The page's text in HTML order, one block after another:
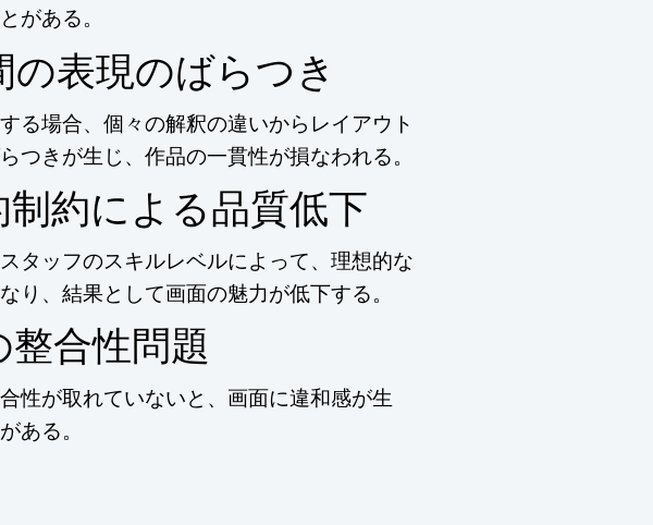
がある。
表現のばらつき
る場合、個々の解釈の違いからレイアウト
つきが生じ、作品の一貫性が損なわれる。
約による品質低下
タッフのスキルレベルによって、理想的な
り、結果として画面の魅力が低下する。
合性問題
性が取れていないと、画面に違和感が生
ある。